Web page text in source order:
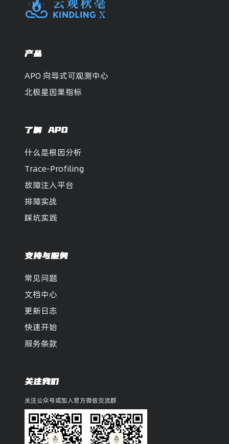
产品
APO 向导式可观测中心
北极星因果指标
了解 APO
什么是根因分析
Trace-Profiling
故障注入平台
排障实战
踩坑实践
支持与服务
常见问题
文档中心
更新日志
快速开始
服务条款
关注我们
关注公众号或加入官方微信交流群